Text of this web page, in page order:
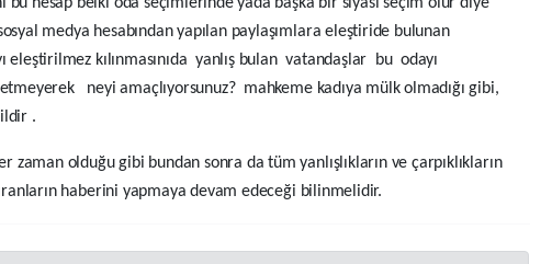
bu hesap belki oda seçimlerinde yada başka bir siyasi seçim olur diye
medya hesabından yapılan paylaşımlara eleştiride bulunan
eleştirilmez kılınmasınıda yanlış bulan vatandaşlar bu odayı
neyi amaçlıyorsunuz? mahkeme kadıya mülk olmadığı gibi,
.
zaman olduğu gibi bundan sonra da tüm yanlışlıkların ve çarpıklıkların
haberini yapmaya devam edeceği bilinmelidir.